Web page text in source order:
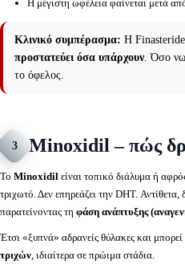
Η μέγιστη ωφέλεια φαίνεται μετά
Κλινικό συμπέρασμα: Η
προστατεύει όσα υπάρχουν. Όσο
το όφελος.
3 Minoxidil – πώς
Το Minoxidil είναι τοπικό διάλυμα ή
τριχωτό. Δεν επηρεάζει την DHT.
παρατείνοντας τη φάση ανάπτυξης
Έτσι «ξυπνά» αδρανείς θύλακες και
τριχών, ιδιαίτερα σε πρώιμα στάδια.